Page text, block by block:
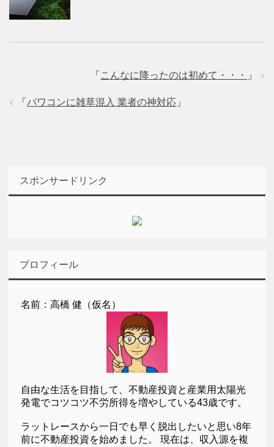
「 こんなに降ったのは初めて・・・ 」
「 パワコンに雑草混入 業者の神対応 」
スポンサードリンク
プロフィール
名前：高橋 健（仮名）
自由な生活を目指して、不動産投資と産業用太陽光
発電でコツコツ不労所得を増やしている43歳です。
ラットレースから一日でも早く脱出したいと思い8年
前に不動産投資を始めました。 現在は、収入源を複